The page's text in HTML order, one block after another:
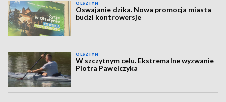
OLSZTYN
Oswajanie dzika. Nowa promocja miasta
budzi kontrowersje
OLSZTYN
W szczytnym celu. Ekstremalne wyzwanie
Piotra Pawelczyka